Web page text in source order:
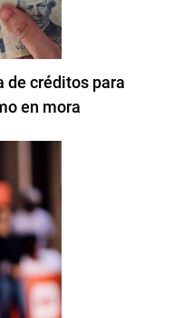
de créditos para
en mora